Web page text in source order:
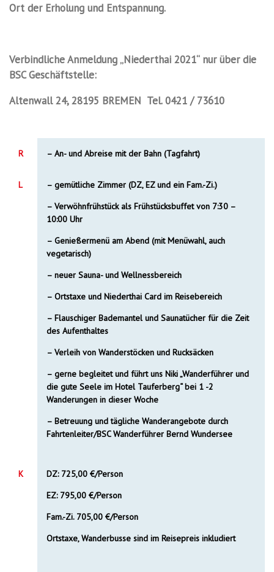
Ort der Erholung und Entspannung.
Verbindliche Anmeldung „Niederthai 2021“ nurüber die
BSC Geschäftstelle:
Altenwall 24, 28195 BREMEN Tel. 0421 / 73610
R – An- und Abreise mit der Bahn (Tagfahrt)
L
– gemütliche Zimmer (DZ, EZ und ein Fam.-Zi.)
– Verwöhnfrühstück als Frühstücksbuffet von 7:30 –
10:00 Uhr
– Genießermenü am Abend (mit Menüwahl, auch
vegetarisch)
– neuer Sauna- und Wellnessbereich
– Ortstaxe und Niederthai Card im Reisebereich
– Flauschiger Bademantelund Saunatücher für die Zeit
des Aufenthaltes
– Verleih von Wanderstöcken und Rucksäcken
– gerne begleitet und führt uns Niki „Wanderführer und
die gute Seele im Hotel Tauferberg“ bei 1 -2
Wanderungen in dieser Woche
– Betreuung und tägliche Wanderangebote durch
Fahrtenleiter/BSC Wanderführer Bernd Wundersee
K
DZ: 725,00 €/Person
EZ: 795,00 €/Person
Fam.-Zi. 705,00 €/Person
Ortstaxe, Wanderbusse sind im Reisepreis inkludiert